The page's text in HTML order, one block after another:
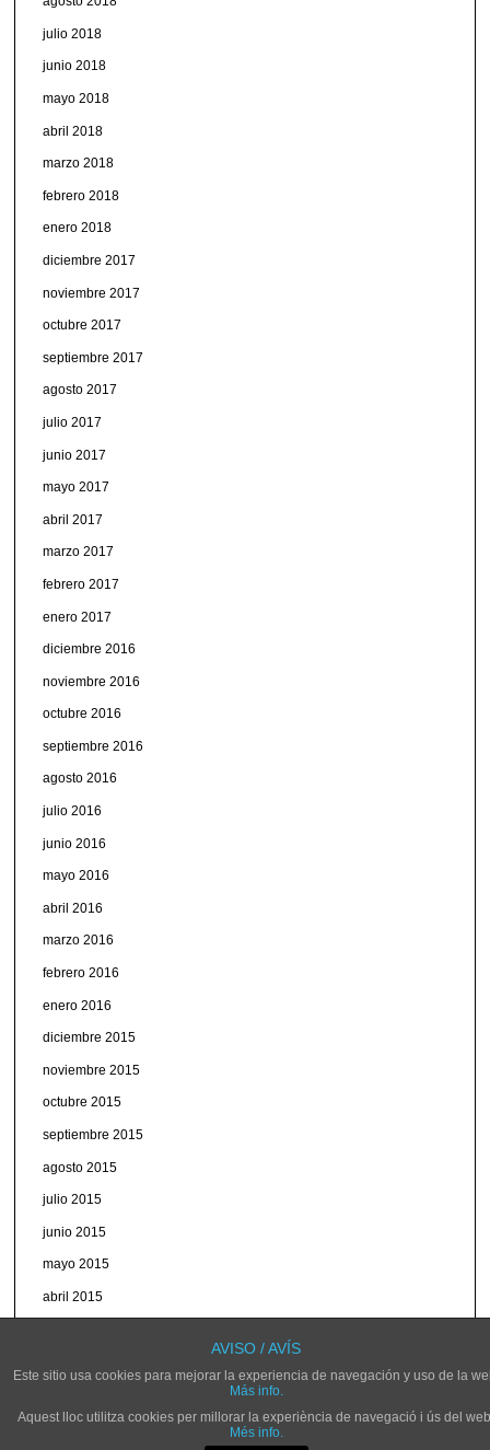
julio 2018
junio 2018
mayo 2018
abril 2018
marzo 2018
febrero 2018
enero 2018
diciembre 2017
noviembre 2017
octubre 2017
septiembre 2017
agosto 2017
julio 2017
junio 2017
mayo 2017
abril 2017
marzo 2017
febrero 2017
enero 2017
diciembre 2016
noviembre 2016
octubre 2016
septiembre 2016
agosto 2016
julio 2016
junio 2016
mayo 2016
abril 2016
marzo 2016
febrero 2016
enero 2016
diciembre 2015
noviembre 2015
octubre 2015
septiembre 2015
agosto 2015
julio 2015
junio 2015
mayo 2015
abril 2015
© NOVELDARADIO.ES
AVISO / AVÍS
Este sitio usa cookies para mejorar la experiencia de navegación y uso de la
Más info.
Aquest lloc utilitza cookies per millorar la experiència de navegació i ús del
Més info.